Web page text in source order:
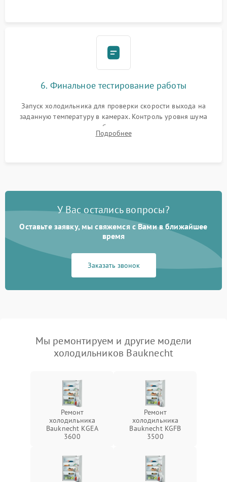
6. Финальное тестирование работы
Запуск холодильника для проверки скорости выхода на
заданную температуру в камерах. Контроль уровня шума
компрессора, отсутствия обмерзания стенок и корректного
срабатывания системы автоматической оттайки.
Подробнее
У Вас остались вопросы?
Оставьте заявку, мы свяжемся с Вами в ближайшее
время
Заказать звонок
Мы ремонтируем и другие модели
холодильников Bauknecht
Ремонт
холодильника
Bauknecht KGEA
3600
Ремонт
холодильника
Bauknecht KGFB
3500